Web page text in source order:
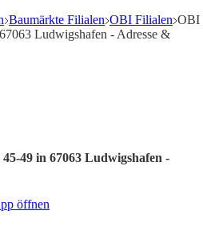
Baumärkte Filialen OBI Filialen OBI
Ludwigshafen - Adresse &
49 in 67063 Ludwigshafen -
öffnen